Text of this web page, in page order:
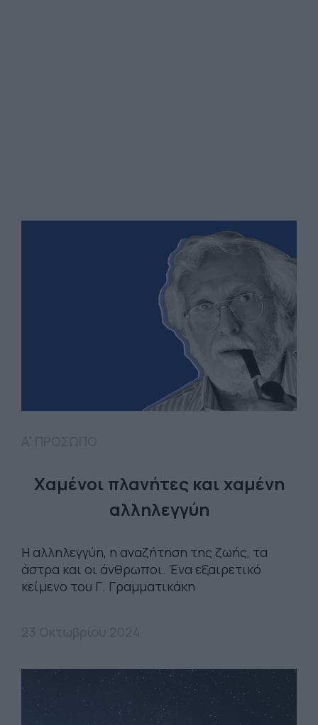
Χαμένοι πλανήτες και χαμένη
αλληλεγγύη
Η αλληλεγγύη, η αναζήτηση της ζωής, τα
άστρα και οι άνθρωποι. Ένα εξαιρετικό
κείμενο του Γ. Γραμματικάκη